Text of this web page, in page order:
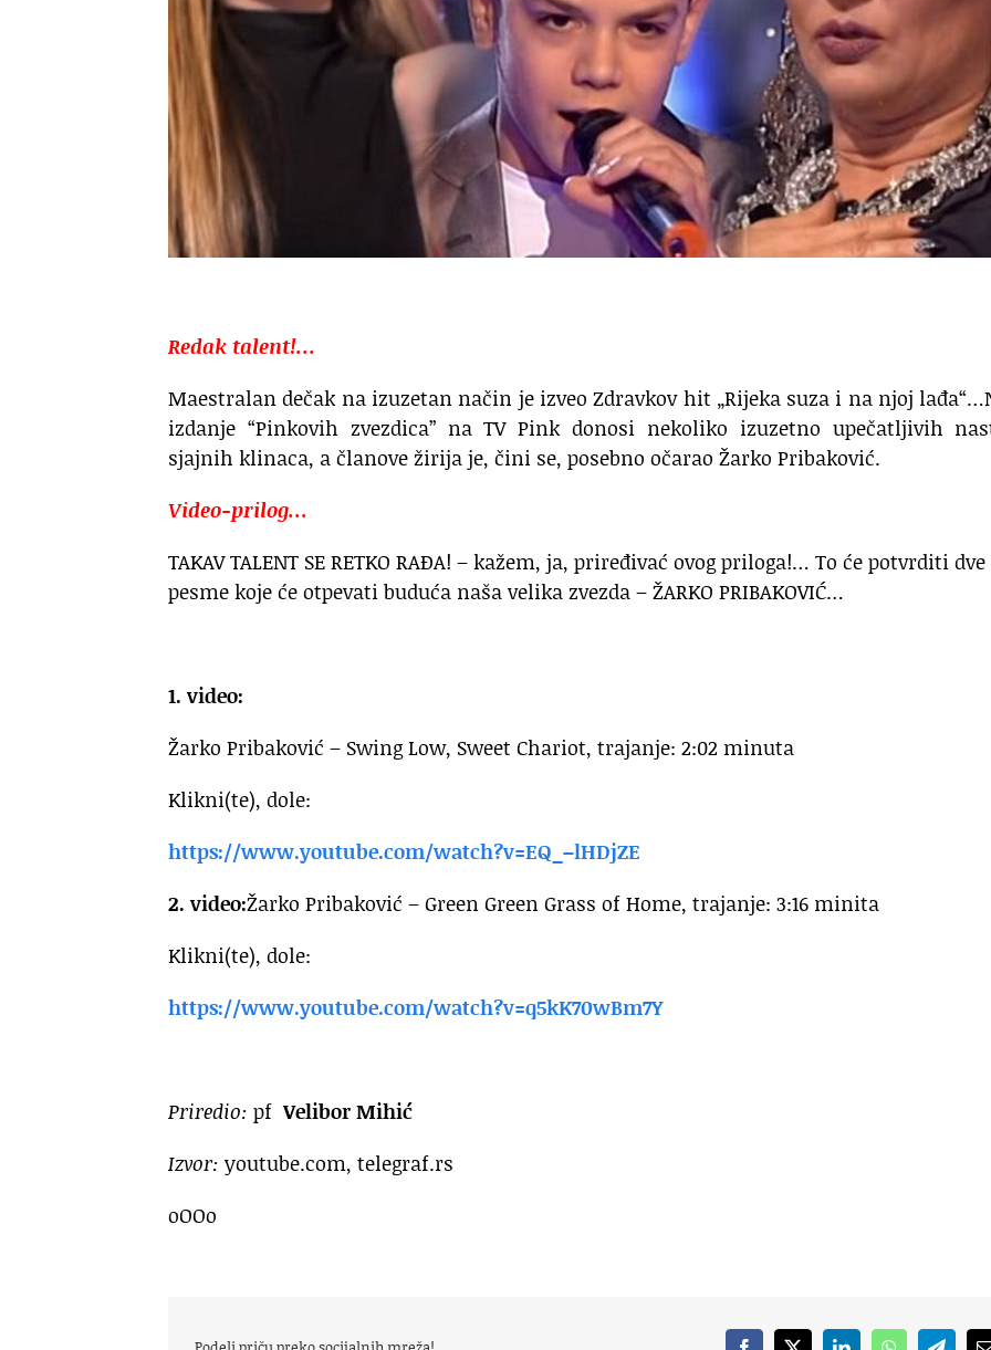
Redak talent!…
Maestralan dečak na izuzetan način je izveo Zdravkov hit „Rijeka suza i na njoj
izdanje “Pinkovih zvezdica” na TV Pink donosi nekoliko izuzetno upečatljivih
sjajnih klinaca, a članove žirija je, čini se, posebno očarao Žarko Pribaković.
Video-prilog…
TAKAV TALENT SE RETKO RAĐA! – kažem, ja, priređivać ovog priloga!… To će potvrditi dve
pesme koje će otpevati buduća naša velika zvezda – ŽARKO PRIBAKOVIĆ…
1. video:
Žarko Pribaković – Swing Low, Sweet Chariot, trajanje: 2:02 minuta
Klikni(te), dole:
https://www.youtube.com/watch?v=EQ_–lHDjZE
2. video:Žarko Pribaković – Green Green Grass of Home, trajanje: 3:16 minita
Klikni(te), dole:
https://www.youtube.com/watch?v=q5kK70wBm7Y
Priredio: pfVelibor Mihić
Izvor: youtube.com, telegraf.rs
oOOo